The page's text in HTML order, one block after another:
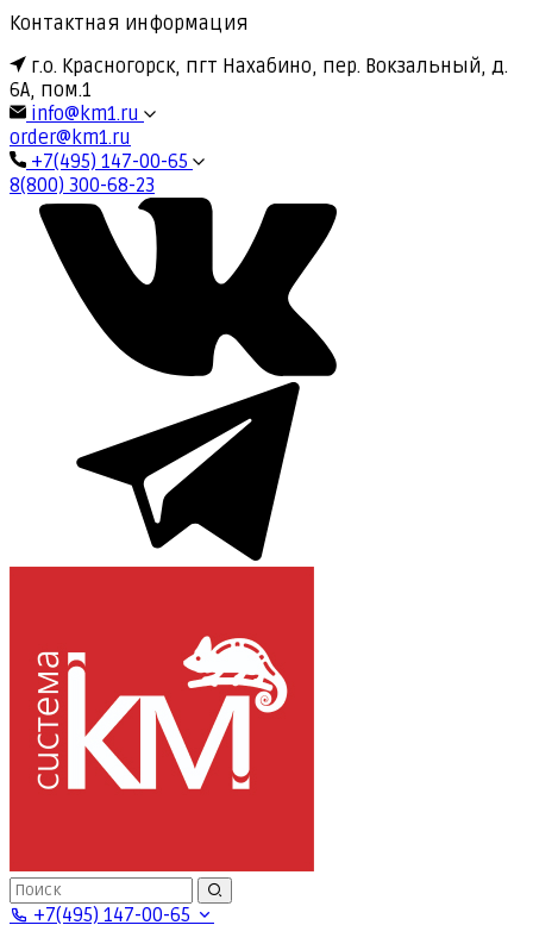
Контактная информация
г.о. Красногорск, пгт Нахабино, пер. Вокзальный, д.
6А, пом.1
info@km1.ru
order@km1.ru
+7(495) 147-00-65
8(800) 300-68-23
+7(495) 147-00-65